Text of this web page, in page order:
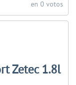
en 0 votos
Zetec 1.8l